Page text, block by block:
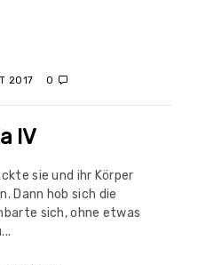
2017 0
IV
sie und ihr Körper
Dann hob sich die
sich, ohne etwas